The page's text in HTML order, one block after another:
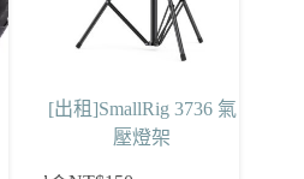
[出租]SmallRig 3736 氣
壓燈架